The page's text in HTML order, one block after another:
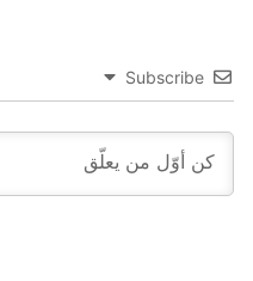
Subscribe